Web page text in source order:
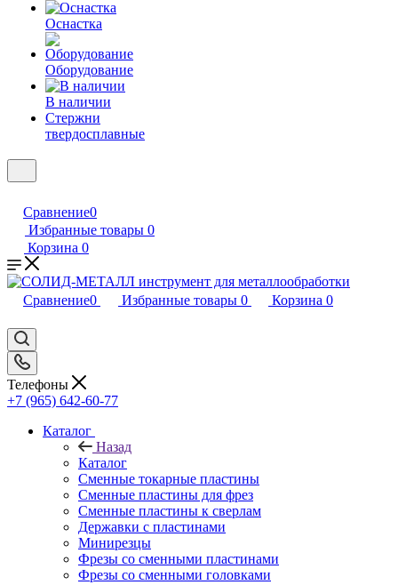
Оснастка
Оборудование
В наличии
Стержни
твердосплавные
Сравнение0
Избранные товары 0
Корзина 0
Сравнение0 Избранные товары 0 Корзина 0
Телефоны
+7 (965) 642-60-77
Каталог
Назад
Каталог
Сменные токарные пластины
Сменные пластины для фрез
Сменные пластины к сверлам
Державки с пластинами
Минирезцы
Фрезы со сменными пластинами
Фрезы со сменными головками